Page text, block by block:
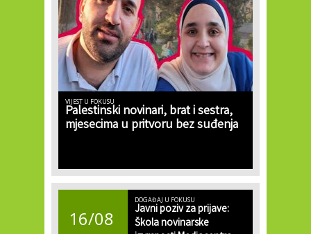
VIJEST U FOKUSU
Palestinski novinari, brat i sestra,
mjesecima u pritvoru bez suđenja
16/08
DOGAĐAJ U FOKUSU
Javni poziv za prijave:
Škola novinarske